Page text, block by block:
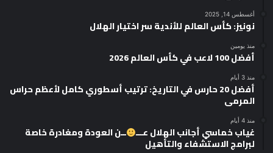
أغسطس 14, 2025
نونيز: كأس العالم للأندية سر اختيار الهلال
منذ يومين
أفضل 100 لاعب في كأس العالم 2026
منذ 3 أيام
أفضل 20 حارس في التاريخ: ترتيب أسطوري كامل لأعظم حراس
المرمى
منذ 4 أيام
غياب خماسي أجانب الهلال عـــ ــن العودة ومغادرة خاصة
لبرامج الاستشفاء والتأهيل